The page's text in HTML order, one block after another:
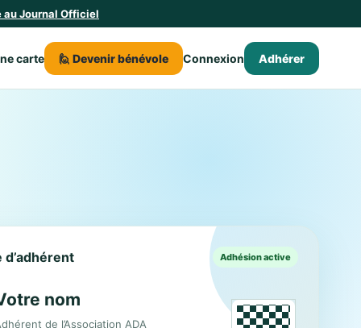
Journal Officiel
carte 🙋 Devenir bénévole Connexion Adhérer
Adhésion active
nom
de l’Association ADA